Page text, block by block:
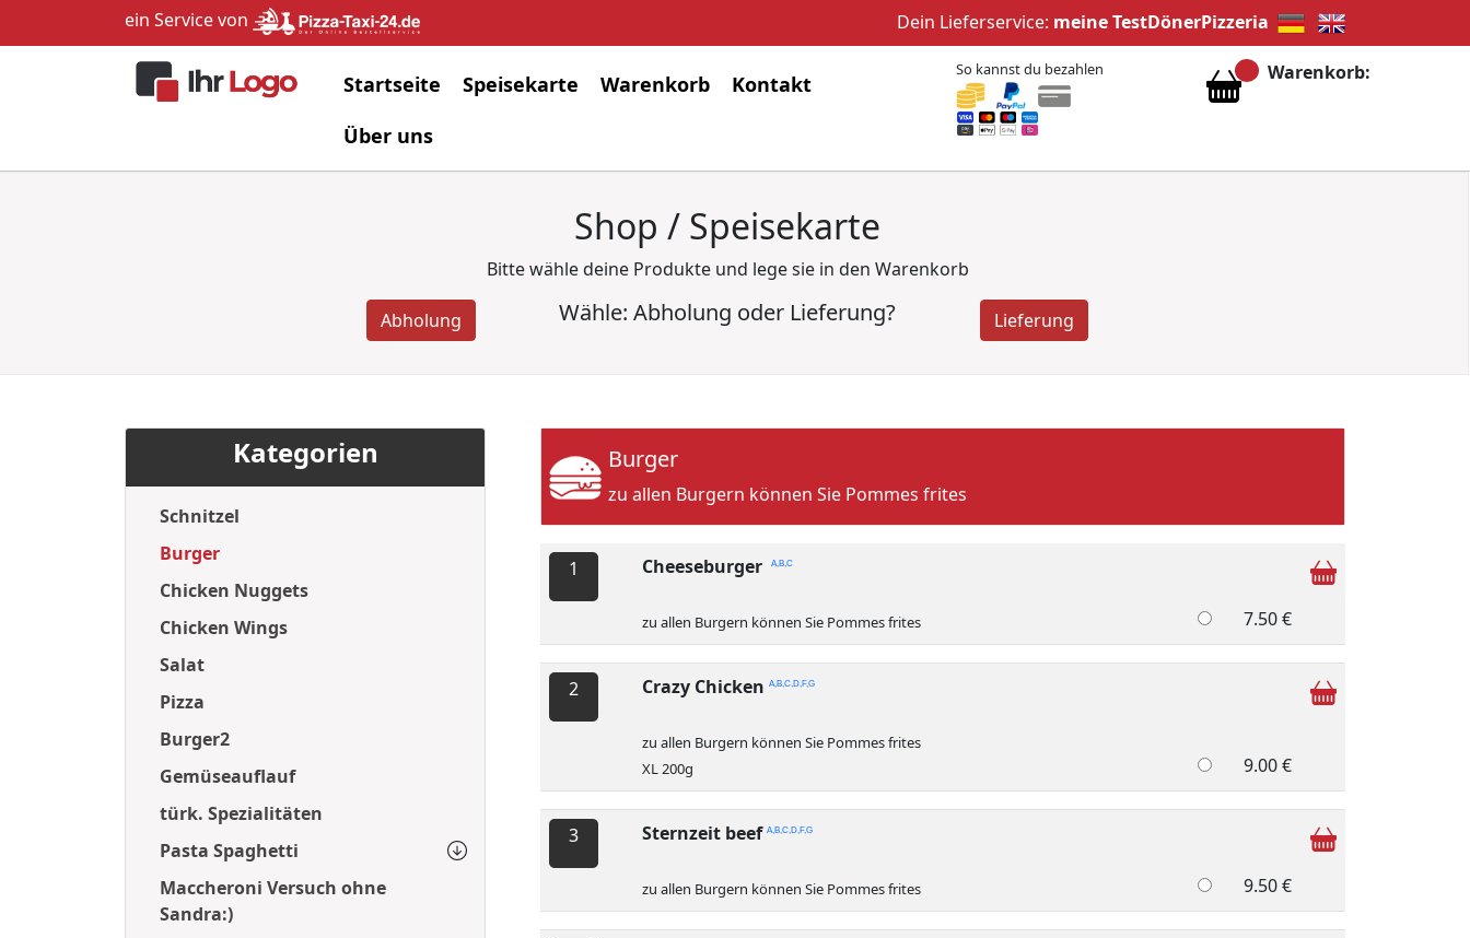
ein Service von Dein Lieferservice: meine TestDönerPizzeria
Startseite Speisekarte Warenkorb
Kontakt
Über uns
So kannst du bezahlen Warenkorb:
Shop / Speisekarte
Bitte wähle deine Produkte und lege sie in den Warenkorb
Abholung Wähle: Abholung oder Lieferung? Lieferung
Kategorien
Schnitzel
Burger
Chicken Nuggets
Chicken Wings
Salat
Pizza
Burger2
Gemüseauflauf
türk. Spezialitäten
Pasta Spaghetti
Maccheroni Versuch ohne
Sandra:)
Burger
zu allen Burgern können Sie Pommes frites
1 Cheeseburger A,B,C
zu allen Burgern können Sie Pommes frites 7.50 €
2 Crazy Chicken A,B,C,D,F,G
zu allen Burgern können Sie Pommes frites
XL 200g
9.00 €
3 Sternzeit beef A,B,C,D,F,G
zu allen Burgern können Sie Pommes frites 9.50 €